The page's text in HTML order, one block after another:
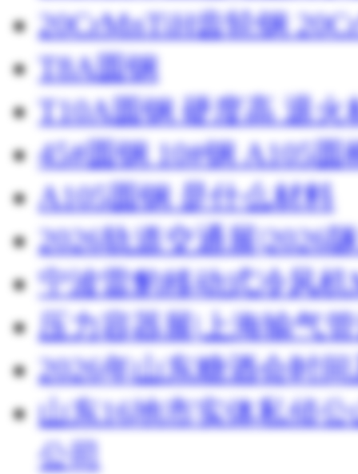
20CrMnTiH齿轮钢
T8A圆钢
T10A圆钢 硬度高 退火
45#圆钢 10#钢 A105圆
A105圆钢 是什么材料
2026轨道交通展|2026
宁波雷豹移动式冷风
压力容器展|上海输气
2026年山东糖酒会时
山东16地市实体私侦
公司